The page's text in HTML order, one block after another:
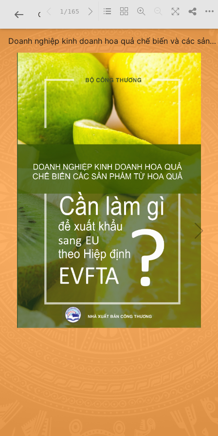
CHI TIẾT SÁCH
Doanh nghiệp kinh doanh hoa quả chế biến và các sản
phẩm từ hoa quả: Cần làm gì để xuất khẩu sang eu theo
evfta?
1/165